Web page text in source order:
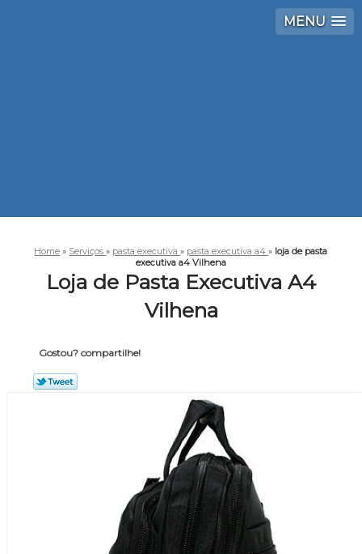
MENU
Home » Serviços» pasta executiva» pasta executiva a4» loja de pasta
executiva a4 Vilhena
Loja de Pasta Executiva A4
Vilhena
Gostou? compartilhe!